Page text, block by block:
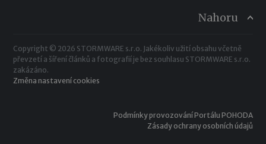
Nahoru
Copyright © 2026 STORMWARE s.r.o. Jakékoliv užití obsahu včetně
převzetí a šíření článků a fotografií je bez souhlasu STORMWARE s.r.o.
zakázáno.
Změna nastavení cookies
Podmínky provozování Portálu POHODA
Zásady ochrany osobních údajů